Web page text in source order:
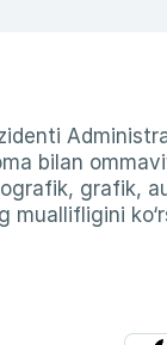
bilan
grafik,
muallifligini